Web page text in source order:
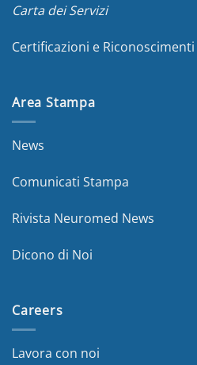
Carta dei Servizi
Certificazioni e Riconoscimenti
Area Stampa
News
Comunicati Stampa
Rivista Neuromed News
Dicono di Noi
Careers
Lavora con noi